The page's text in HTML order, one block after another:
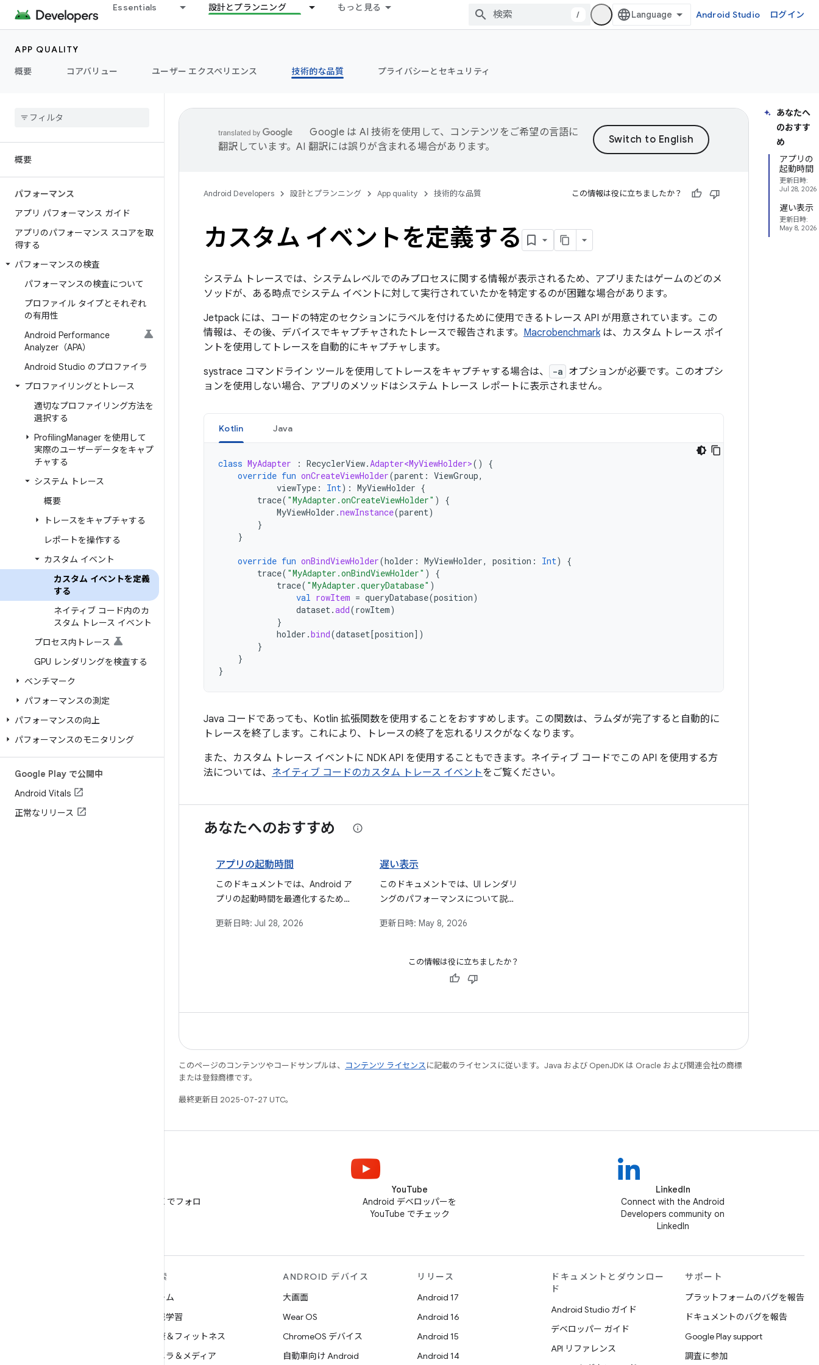
Essentials 設計とプランニング もっと見る
/ Android Studio ログイン
APP QUALITY
概要
コアバリュー ユーザー エクスペリエンス 技術的な品質 プライバシーとセキュリティ
概要
パフォーマンス
アプリ パフォーマンス ガイド
アプリのパフォーマンス スコアを取
得する
パフォーマンスの検査
パフォーマンスの検査について
プロファイル タイプとそれぞれ
の有用性
Android Performance
Analyzer（APA）
Android Studio のプロファイラ
プロファイリングとトレース
適切なプロファイリング方法を
選択する
ProfilingManager を使用して
実際のユーザーデータをキャプ
チャする
システム トレース
概要
トレースをキャプチャする
レポートを操作する
カスタム イベント
カスタム イベントを定義
する
ネイティブ コード内のカ
スタム トレース イベント
プロセス内トレース
GPU レンダリングを検査する
ベンチマーク
パフォーマンスの測定
パフォーマンスの向上
パフォーマンスのモニタリング
Google Play で公開中
Android Vitals
正常なリリース
あなたへ
のおすす
め
アプリの
起動時間
更新日時:
Jul 28, 2026
遅い表示
更新日時:
May 8, 2026
Google は AI 技術を使用して、コンテンツをご希望の言語に
翻訳しています。AI 翻訳には誤りが含まれる場合があります。
Android Developers 設計とプランニング App quality 技術的な品質 この情報は役に立ちましたか？
カスタム イベントを定義する
システム トレースでは、システムレベルでのみプロセスに関する情報が表示されるため、アプリまたはゲームのどのメ
ソッドが、ある時点でシステム イベントに対して実行されていたかを特定するのが困難な場合があります。
Jetpack には、コードの特定のセクションにラベルを付けるために使用できるトレース API が用意されています。この
情報は、その後、デバイスでキャプチャされたトレースで報告されます。 Macrobenchmarkは、カスタム トレース ポイ
ントを使用してトレースを自動的にキャプチャします。
systrace コマンドライン ツールを使用してトレースをキャプチャする場合は、
-a オプションが必要です。このオプシ
ョンを使用しない場合、アプリのメソッドはシステム トレース レポートに表示されません。
Kotlin Java
class MyAdapter : RecyclerView.Adapter<MyViewHolder>()
{
override fun onCreateViewHolder(parent : ViewGroup,
viewType : Int): MyViewHolder {
trace( "MyAdapter.onCreateViewHolder" )
{
MyViewHolder .newInstance(parent)
}
}
override fun onBindViewHolder(holder : MyViewHolder, position : Int)
{
trace( "MyAdapter.onBindViewHolder" )
{
trace( "MyAdapter.queryDatabase" )
val rowItem = queryDatabase(position)
dataset.add(rowItem)
}
holder .bind(dataset[position] )
}
}
}
Java コードであっても、Kotlin 拡張関数を使用することをおすすめします。この関数は、ラムダが完了すると自動的に
トレースを終了します。これにより、トレースの終了を忘れるリスクがなくなります。
また、カスタム トレース イベントに NDK API を使用することもできます。ネイティブ コードでこの API を使用する方
法については、 ネイティブ コードのカスタム トレース イベントをご覧ください。
あなたへのおすすめ
アプリの起動時間
このドキュメントでは、Android ア
プリの起動時間を最適化するための
起動状態、パフォーマンスのプロフ
更新日時: Jul 28, 2026
遅い表示
このドキュメントでは、UI レンダリ
ングのパフォーマンスについて説明
グによるスキップされたフレーム、
として定義します。このドキュメン
トでは、スムーズなユーザー エクス
ペリエンスを維持することに重点を
これらの問題を診断して修正する方
更新日時: May 8, 2026
この情報は役に立ちましたか？
このページのコンテンツやコードサンプルは、 コンテンツ ライセンスに記載のライセンスに従います。Java および OpenJDK は Oracle および関連会社の商標
または登録商標です。
最終更新日 2025-07-27 UTC。
@AndroidDev を X でフォロ
YouTube
Android デベロッパーを
YouTube でチェック
LinkedIn
Connect with the Android
Developers community on
LinkedIn
探索
ゲーム
機械学習
健康＆フィットネス
カメラ＆メディア
ANDROID デバイス
大画面
Wear OS
ChromeOS デバイス
自動車向け Android
リリース
Android 17
Android 16
Android 15
Android 14
ドキュメントとダウンロー
ド
Android Studio ガイド
デベロッパー ガイド
API リファレンス
サポート
プラットフォームのバグを報告
ドキュメントのバグを報告
Google Play support
調査に参加